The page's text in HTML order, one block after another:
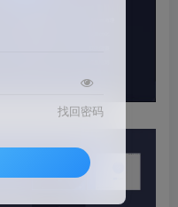
找回密码